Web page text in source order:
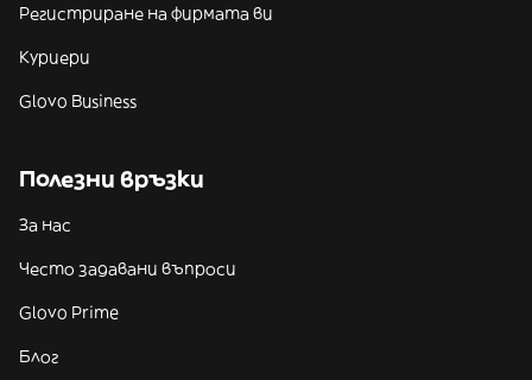
Регистриране на фирмата ви
Куриери
Glovo Business
Полезни връзки
За нас
Често задавани въпроси
Glovo Prime
Блог